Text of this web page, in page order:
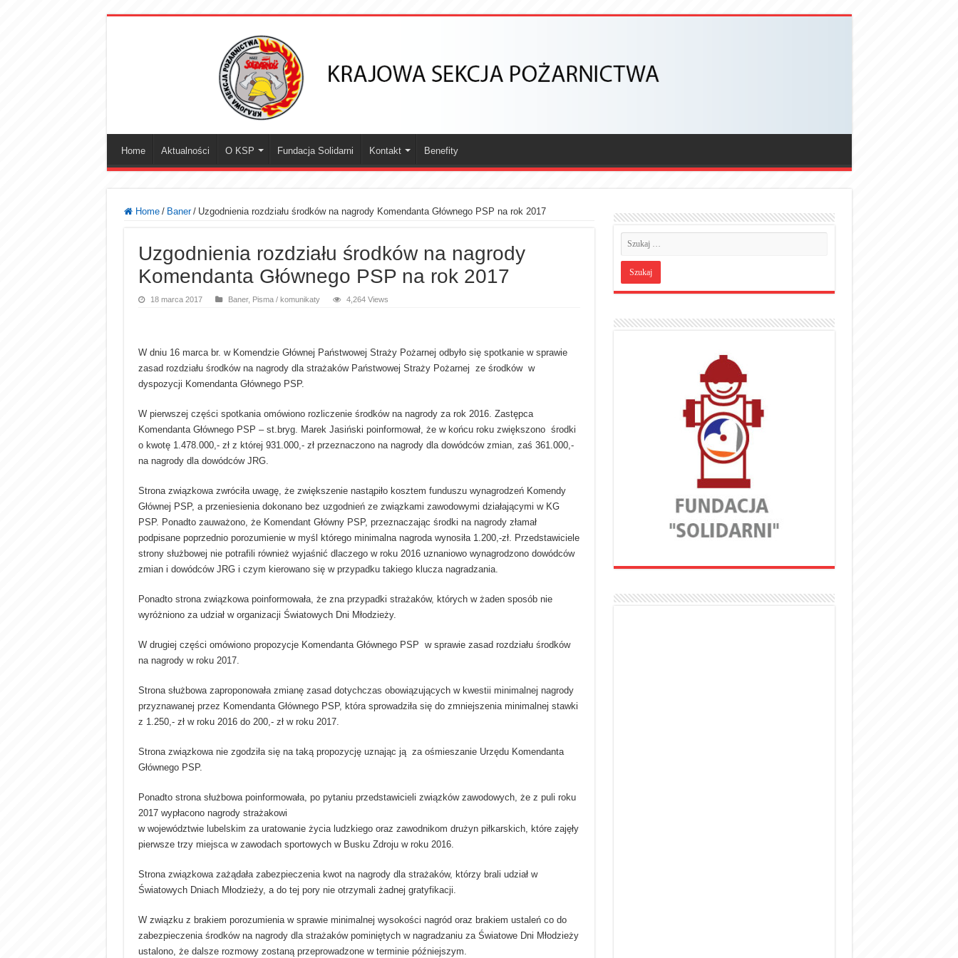
Home Aktualności O KSP Fundacja Solidarni Kontakt Benefity
Home / Baner / Uzgodnienia rozdziału środków na nagrody Komendanta Głównego PSP na rok 2017
Uzgodnienia rozdziału środków na nagrody
Komendanta Głównego PSP na rok 2017
18 marca 2017 Baner, Pisma / komunikaty 4,264 Views
W dniu 16 marca br. w Komendzie Głównej Państwowej Straży Pożarnej odbyło się spotkanie w sprawie
zasad rozdziału środków na nagrody dla strażaków Państwowej Straży Pożarnej ze środków w
dyspozycji Komendanta Głównego PSP.
W pierwszej części spotkania omówiono rozliczenie środków na nagrody za rok 2016. Zastępca
Komendanta Głównego PSP – st.bryg. Marek Jasiński poinformował, że w końcu roku zwiększono środki
o kwotę 1.478.000,- zł z której 931.000,- zł przeznaczono na nagrody dla dowódców zmian, zaś 361.000,-
na nagrody dla dowódców JRG.
Strona związkowa zwróciła uwagę, że zwiększenie nastąpiło kosztem funduszu wynagrodzeń Komendy
Głównej PSP, a przeniesienia dokonano bez uzgodnień ze związkami zawodowymi działającymi w KG
PSP. Ponadto zauważono, że Komendant Główny PSP, przeznaczając środki na nagrody złamał
podpisane poprzednio porozumienie w myśl którego minimalna nagroda wynosiła 1.200,-zł. Przedstawiciele
strony służbowej nie potrafili również wyjaśnić dlaczego w roku 2016 uznaniowo wynagrodzono dowódców
zmian i dowódców JRG i czym kierowano się w przypadku takiego klucza nagradzania.
Ponadto strona związkowa poinformowała, że zna przypadki strażaków, których w żaden sposób nie
wyróżniono za udział w organizacji Światowych Dni Młodzieży.
W drugiej części omówiono propozycje Komendanta Głównego PSP w sprawie zasad rozdziału środków
na nagrody w roku 2017.
Strona służbowa zaproponowała zmianę zasad dotychczas obowiązujących w kwestii minimalnej nagrody
przyznawanej przez Komendanta Głównego PSP, która sprowadziła się do zmniejszenia minimalnej stawki
z 1.250,- zł w roku 2016 do 200,- zł w roku 2017.
Strona związkowa nie zgodziła się na taką propozycję uznając ją za ośmieszanie Urzędu Komendanta
Głównego PSP.
Ponadto strona służbowa poinformowała, po pytaniu przedstawicieli związków zawodowych, że z puli roku
2017 wypłacono nagrody strażakowi
w województwie lubelskim za uratowanie życia ludzkiego oraz zawodnikom drużyn piłkarskich, które zajęły
pierwsze trzy miejsca w zawodach sportowych w Busku Zdroju w roku 2016.
Strona związkowa zażądała zabezpieczenia kwot na nagrody dla strażaków, którzy brali udział w
Światowych Dniach Młodzieży, a do tej pory nie otrzymali żadnej gratyfikacji.
W związku z brakiem porozumienia w sprawie minimalnej wysokości nagród oraz brakiem ustaleń co do
zabezpieczenia środków na nagrody dla strażaków pominiętych w nagradzaniu za Światowe Dni Młodzieży
ustalono, że dalsze rozmowy zostaną przeprowadzone w terminie późniejszym.